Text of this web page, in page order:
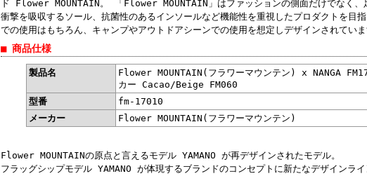
ド Flower MOUNTAIN。 「Flower MOUNTAIN」はファッションの側面だけでなく、
衝撃を吸収するソール、抗菌性のあるインソールなど機能性を重視したプロダクトを目
での使用はもちろん、キャンプやアウトドアシーンでの使用を想定しデザインされていま
■ 商品仕様
製品名
Flower MOUNTAIN(フラワーマウンテン) x NANGA
カー Cacao/Beige FM060
型番
fm-17010
メーカー
Flower MOUNTAIN(フラワーマウンテン)
Flower MOUNTAINの原点と言えるモデル YAMANO が再デザインされたモデル。
フラッグシップモデル YAMANO が体現するブランドのコンセプトに新たなデザインラ